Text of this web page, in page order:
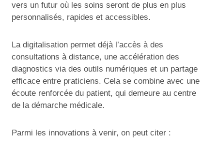
vers un futur où les soins seront de plus en plus
personnalisés, rapides et accessibles.
La digitalisation permet déjà l’accès à des
consultations à distance, une accélération des
diagnostics via des outils numériques et un partage
efficace entre praticiens. Cela se combine avec une
écoute renforcée du patient, qui demeure au centre
de la démarche médicale.
Parmi les innovations à venir, on peut citer :